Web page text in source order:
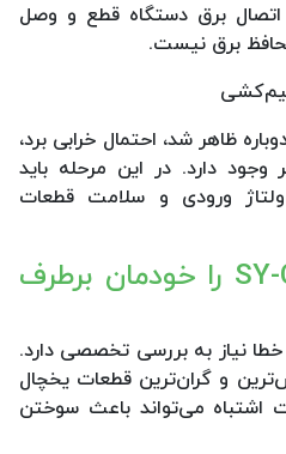
برق دستگاه قطع و وصل
برق نیست.
ظاهر شد، احتمال خرابی برد،
وجود دارد. در این مرحله باید
ولتاژ ورودی و سلامت قطعات
آیا می‌توان ارور SY-CE را خودمان برطرف
خطا نیاز به بررسی تخصصی دارد.
و گران‌ترین قطعات یخچال
می‌تواند باعث سوختن